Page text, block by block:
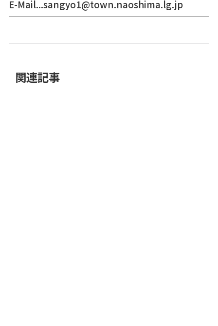
E-Mail...sangyo1@town.naoshima.lg.jp
関連記事